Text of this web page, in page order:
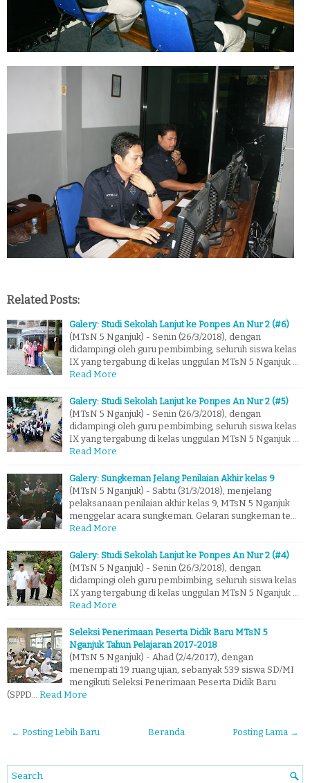
Related Posts:
Galery: Studi Sekolah Lanjut ke Ponpes An Nur 2 (#6)
(MTsN 5 Nganjuk) - Senin (26/3/2018), dengan
didampingi oleh guru pembimbing, seluruh siswa kelas
IX yang tergabung di kelas unggulan MTsN 5 Nganjuk …
Read More
Galery: Studi Sekolah Lanjut ke Ponpes An Nur 2 (#5)
(MTsN 5 Nganjuk) - Senin (26/3/2018), dengan
didampingi oleh guru pembimbing, seluruh siswa kelas
IX yang tergabung di kelas unggulan MTsN 5 Nganjuk …
Read More
Galery: Sungkeman Jelang Penilaian Akhir kelas 9
(MTsN 5 Nganjuk) - Sabtu (31/3/2018), menjelang
pelaksanaan penilaian akhir kelas 9, MTsN 5 Nganjuk
menggelar acara sungkeman. Gelaran sungkeman te…
Read More
Galery: Studi Sekolah Lanjut ke Ponpes An Nur 2 (#4)
(MTsN 5 Nganjuk) - Senin (26/3/2018), dengan
didampingi oleh guru pembimbing, seluruh siswa kelas
IX yang tergabung di kelas unggulan MTsN 5 Nganjuk …
Read More
Seleksi Penerimaan Peserta Didik Baru MTsN 5
Nganjuk Tahun Pelajaran 2017-2018
(MTsN 5 Nganjuk) - Ahad (2/4/2017), dengan
menempati 19 ruang ujian, sebanyak 539 siswa SD/MI
mengikuti Seleksi Penerimaan Peserta Didik Baru
(SPPD…
Read More
← Posting Lebih Baru Posting Lama →
Beranda